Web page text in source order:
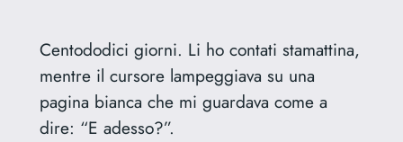
Centododici giorni. Li ho contati stamattina,
mentre il cursore lampeggiava su una
pagina bianca che mi guardava come a
dire: “E adesso?”.